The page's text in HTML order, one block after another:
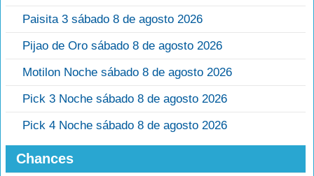
Paisita 3 sábado 8 de agosto 2026
Pijao de Oro sábado 8 de agosto 2026
Motilon Noche sábado 8 de agosto 2026
Pick 3 Noche sábado 8 de agosto 2026
Pick 4 Noche sábado 8 de agosto 2026
Chances